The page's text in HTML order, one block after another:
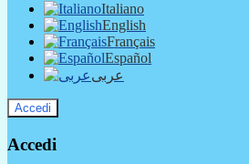
Italiano
English
Français
Español
عربى
Accedi
Accedi